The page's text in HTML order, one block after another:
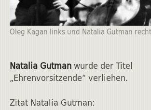
Oleg Kagan links und Natalia Gutman
Natalia Gutmanwurde der Titel
„Ehrenvorsitzende“ verliehen.
Zitat Natalia Gutman: